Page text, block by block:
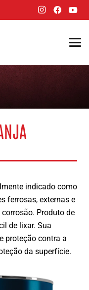
indicado como
ferrosas, externas e
Produto de
de lixar. Sua
proteção contra a
da superfície.